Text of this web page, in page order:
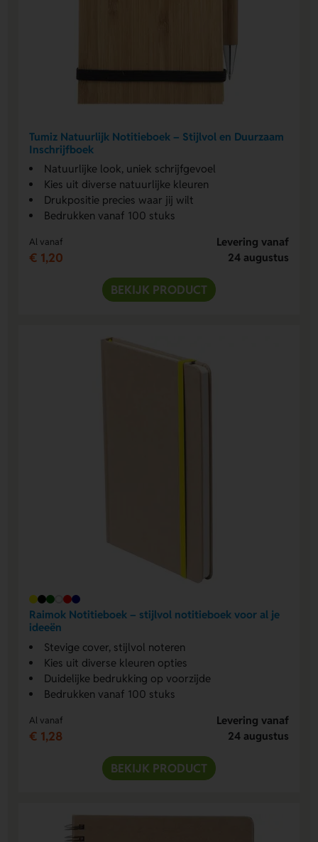
Tumiz Natuurlijk Notitieboek – Stijlvol en Duurzaam
Inschrijfboek
Natuurlijke look, uniek schrijfgevoel
Kies uit diverse natuurlijke kleuren
Drukpositie precies waar jij wilt
Bedrukken vanaf 100 stuks
Al vanaf
€ 1,20
Levering vanaf
24 augustus
BEKIJK PRODUCT
Raimok Notitieboek – stijlvol notitieboek voor al je
ideeën
Stevige cover, stijlvol noteren
Kies uit diverse kleuren opties
Duidelijke bedrukking op voorzijde
Bedrukken vanaf 100 stuks
Al vanaf
€ 1,28
Levering vanaf
24 augustus
BEKIJK PRODUCT